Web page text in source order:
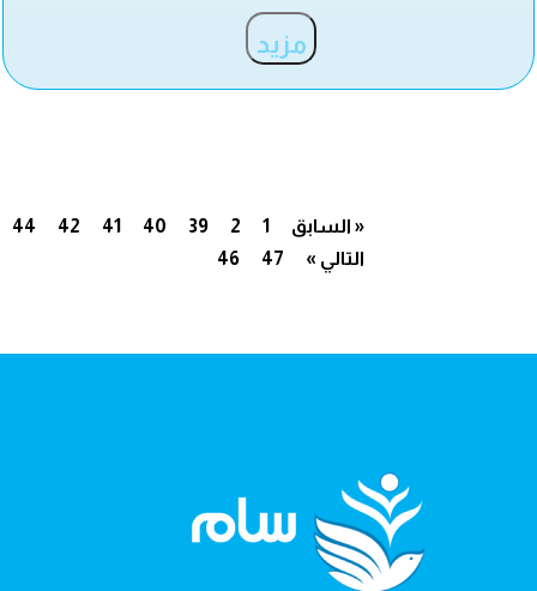
مزيد
« السابق 1
2
39
40
41
42
44
46
47 التالي »